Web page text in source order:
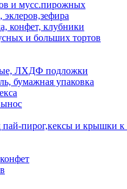
и мусс.пирожных
эклеров,зефира
конфет, клубники
и больших тортов
ЛХДФ подложки
бумажная упаковка
пирог,кексы и крышки